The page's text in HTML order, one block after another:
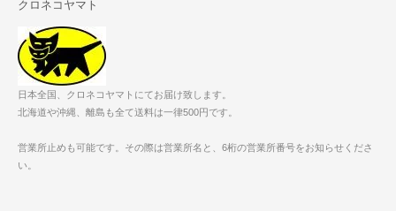
クロネコヤマト
日本全国、クロネコヤマトにてお届け致します。
北海道や沖縄、離島も全て送料は一律500円です。
営業所止めも可能です。その際は営業所名と、6桁の営業所番号をお知らせくださ
い。